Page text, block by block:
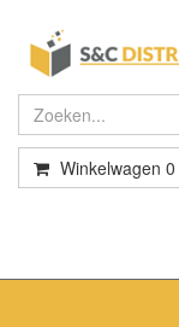
Winkelwagen 0